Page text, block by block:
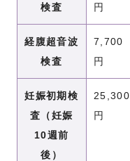
検査
円
経腹超音波
検査
7,700
円
妊娠初期検
査（妊娠
10週前
後）
25,300
円